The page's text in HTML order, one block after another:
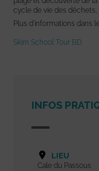
cycle de vie des
Plus d’informations dans
Skim School Tour BD
INFOS
LIEU
Cale du Passous